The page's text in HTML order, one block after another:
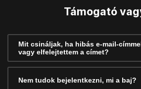
Támogató
Mit csináljak, ha hibás e-mail-
vagy elfelejtettem a címet?
Nem tudok bejelentkezni, mi a baj?